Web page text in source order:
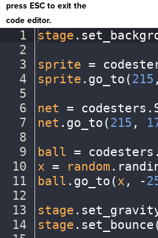
press ESC to exit the
code editor.
1
2
3
4
5
6
7
8
9
10
11
12
13
14
stage .
sprite =
sprite . go_to(215 ,
net = codesters .
net . go_to(215 ,
ball = codesters .
x = random .
ball . go_to(x , -
stage .
stage .